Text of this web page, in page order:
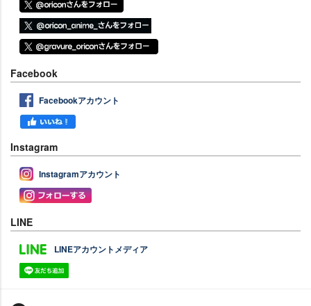
Facebook
Facebookアカウント
Instagram
Instagramアカウント
LINE
LINEアカウントメディア